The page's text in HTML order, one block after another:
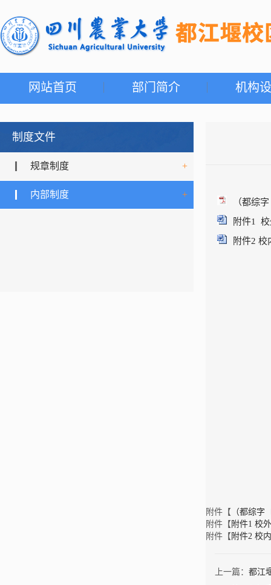
网站首页 部门简介 机构
制度文件
规章制度 +
内部制度 +
（都综
附件1
附件2 校
附件【 （都综字
附件【 附件1 校
附件【 附件2 校
上一篇： 都江